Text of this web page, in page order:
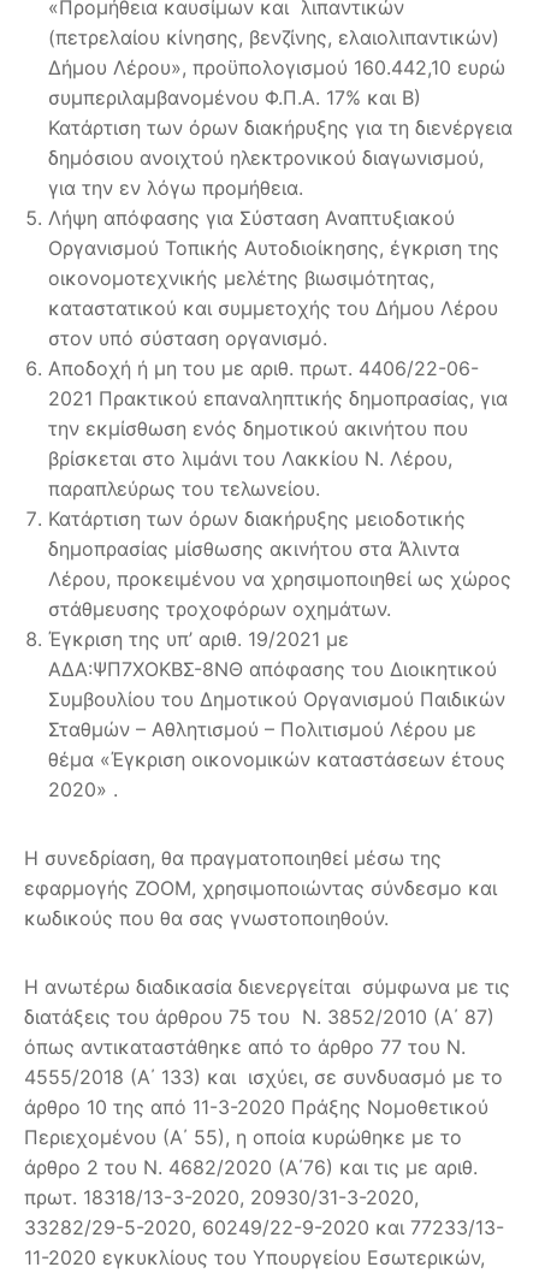
«Προμήθεια καυσίμων και λιπαντικών
(πετρελαίου κίνησης, βενζίνης, ελαιολιπαντικών)
Δήμου Λέρου», προϋπολογισμού 160.442,10 ευρώ
συμπεριλαμβανομένου Φ.Π.Α. 17% και Β)
Κατάρτιση των όρων διακήρυξης για τη διενέργεια
δημόσιου ανοιχτού ηλεκτρονικού διαγωνισμού,
για την εν λόγω προμήθεια.
Λήψη απόφασης για Σύσταση Αναπτυξιακού
Οργανισμού Τοπικής Αυτοδιοίκησης, έγκριση της
οικονομοτεχνικής μελέτης βιωσιμότητας,
καταστατικού και συμμετοχής του Δήμου Λέρου
στον υπό σύσταση οργανισμό.
Αποδοχή ή μη του με αριθ. πρωτ. 4406/22-06-
2021 Πρακτικού επαναληπτικής δημοπρασίας, για
την εκμίσθωση ενός δημοτικού ακινήτου που
βρίσκεται στο λιμάνι του Λακκίου Ν. Λέρου,
παραπλεύρως του τελωνείου.
Κατάρτιση των όρων διακήρυξης μειοδοτικής
δημοπρασίας μίσθωσης ακινήτου στα Άλιντα
Λέρου, προκειμένου να χρησιμοποιηθεί ως χώρος
στάθμευσης τροχοφόρων οχημάτων.
Έγκριση της υπ’ αριθ. 19/2021 με
ΑΔΑ:ΨΠ7ΧΟΚΒΣ-8ΝΘ απόφασης του Διοικητικού
Συμβουλίου του Δημοτικού Οργανισμού Παιδικών
Σταθμών – Αθλητισμού – Πολιτισμού Λέρου με
θέμα «Έγκριση οικονομικών καταστάσεων έτους
2020» .
Η συνεδρίαση, θα πραγματοποιηθεί μέσω της
εφαρμογής ZOOM, χρησιμοποιώντας σύνδεσμο και
κωδικούς που θα σας γνωστοποιηθούν.
Η ανωτέρω διαδικασία διενεργείται σύμφωνα με τις
διατάξεις του άρθρου 75 του Ν. 3852/2010 (Α΄ 87)
όπως αντικαταστάθηκε από το άρθρο 77 του Ν.
4555/2018 (Α΄ 133) και ισχύει, σε συνδυασμό με το
άρθρο 10 της από 11-3-2020 Πράξης Νομοθετικού
Περιεχομένου (Α΄ 55), η οποία κυρώθηκε με το
άρθρο 2 του Ν. 4682/2020 (Α΄76) και τις με αριθ.
πρωτ. 18318/13-3-2020, 20930/31-3-2020,
33282/29-5-2020, 60249/22-9-2020 και 77233/13-
11-2020 εγκυκλίους του Υπουργείου Εσωτερικών,